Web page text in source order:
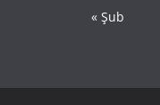
« Şub